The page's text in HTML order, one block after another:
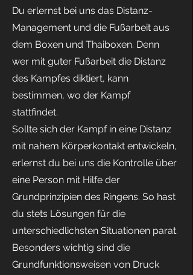
Du erlernst bei uns das Distanz-
Management und die Fußarbeit aus
dem Boxen und Thaiboxen. Denn
wer mit guter Fußarbeit die Distanz
des Kampfes diktiert, kann
bestimmen, wo der Kampf
stattfindet.
Sollte sich der Kampf in eine Distanz
mit nahem Körperkontakt entwickeln,
erlernst du bei uns die Kontrolle über
eine Person mit Hilfe der
Grundprinzipien des Ringens. So hast
du stets Lösungen für die
unterschiedlichsten Situationen parat.
Besonders wichtig sind die
Grundfunktionsweisen von Druck